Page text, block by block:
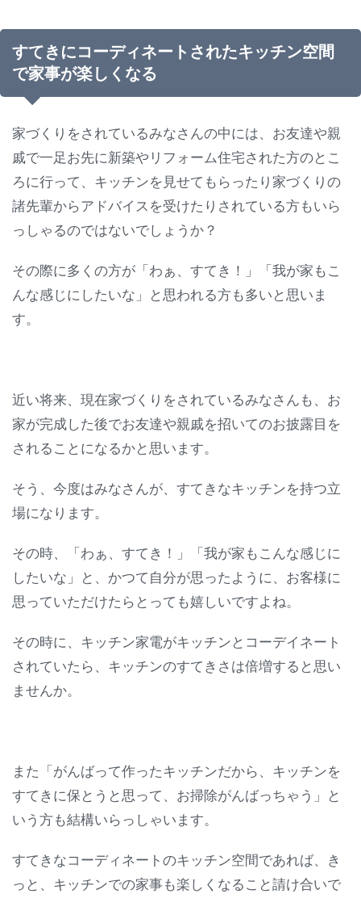
すてきにコーディネートされたキッチン空間
で家事が楽しくなる
家づくりをされているみなさんの中には、お友達や親
戚で一足お先に新築やリフォーム住宅された方のとこ
ろに行って、キッチンを見せてもらったり家づくりの
諸先輩からアドバイスを受けたりされている方もいら
っしゃるのではないでしょうか？
その際に多くの方が「わぁ、すてき！」「我が家もこ
んな感じにしたいな」と思われる方も多いと思いま
す。
近い将来、現在家づくりをされているみなさんも、お
家が完成した後でお友達や親戚を招いてのお披露目を
されることになるかと思います。
そう、今度はみなさんが、すてきなキッチンを持つ立
場になります。
その時、「わぁ、すてき！」「我が家もこんな感じに
したいな」と、かつて自分が思ったように、お客様に
思っていただけたらとっても嬉しいですよね。
その時に、キッチン家電がキッチンとコーデイネート
されていたら、キッチンのすてきさは倍増すると思い
ませんか。
また「がんばって作ったキッチンだから、キッチンを
すてきに保とうと思って、お掃除がんばっちゃう」と
いう方も結構いらっしゃいます。
すてきなコーディネートのキッチン空間であれば、き
っと、キッチンでの家事も楽しくなること請け合いで